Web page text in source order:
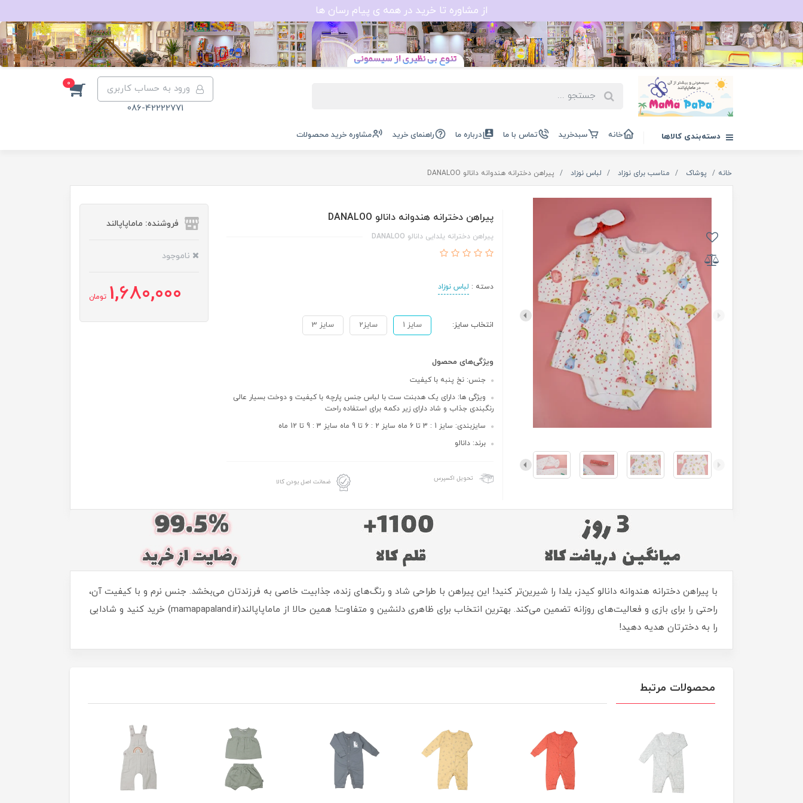
از مشاوره تا خرید در همه ی پیام رسان ها
ورود به حساب کاربری
086-42222771
0
دسته‌بندی کالاها خانه سبدخرید تماس با ما درباره ما راهنمای خرید مشاوره خرید محصولات
خانه پوشاک مناسب برای نوزاد لباس نوزاد پیراهن دخترانه هندوانه دانالو DANALOO
پیراهن دخترانه هندوانه دانالو DANALOO
پیراهن دخترانه یلدایی دانالو DANALOO
دسته : لباس نوزاد
انتخاب سایز: سایز 1 سایز2 سایز 3
ویژگی‌های محصول
جنس: نخ پنبه با کیفیت
ویژگی ها: دارای یک هدبنت ست با لباس جنس پارچه با کیفیت و دوخت بسیار عالی
رنگبندی جذاب و شاد دارای زیر دکمه برای استفاده راحت
سایزبندی: سایز 1 : 3 تا 6 ماه سایز 2 : 6 تا 9 ماه سایز 3 : 9 تا 12 ماه
برند: دانالو
تحویل اکسپرس ضمانت اصل بودن کالا
فروشنده: ماماپاپالند
ناموجود
1,680,000 تومان
با پیراهن دخترانه هندوانه دانالو کیدز، یلدا را شیرین‌تر کنید! این پیراهن با طراحی شاد و رنگ‌های زنده، جذابیت خاصی به فرزندتان می‌بخشد. جنس نرم و با کیفیت آن،
راحتی را برای بازی و فعالیت‌های روزانه تضمین می‌کند. بهترین انتخاب برای ظاهری دلنشین و متفاوت! همین حالا از ماماپاپالند(mamapapaland.ir) خرید کنید و شادابی
را به دخترتان هدیه دهید!
محصولات مرتبط